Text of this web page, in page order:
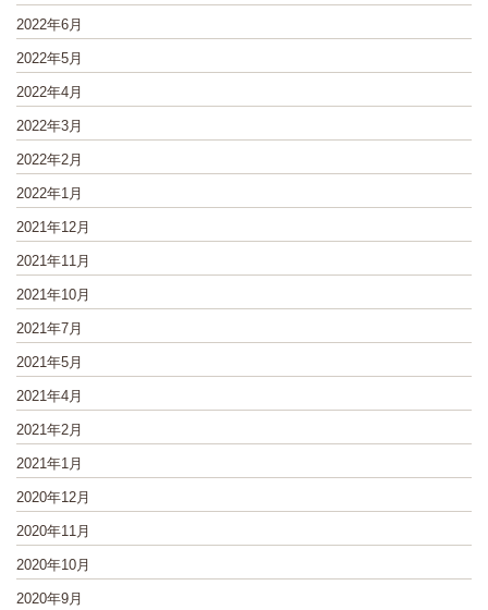
2022年6月
2022年5月
2022年4月
2022年3月
2022年2月
2022年1月
2021年12月
2021年11月
2021年10月
2021年7月
2021年5月
2021年4月
2021年2月
2021年1月
2020年12月
2020年11月
2020年10月
2020年9月